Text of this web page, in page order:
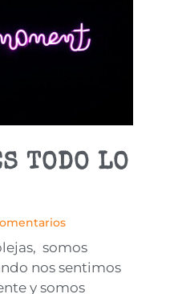
TODO LO
somos
nos sentimos
y somos